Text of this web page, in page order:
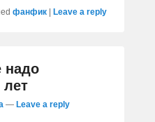
фанфик Leave a reply
надо
лет
— Leave a reply